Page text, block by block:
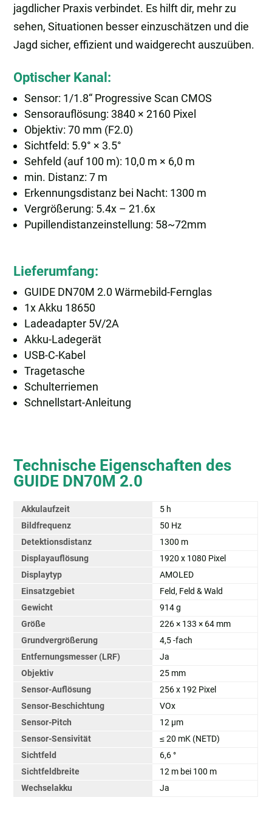
jagdlicher Praxis verbindet. Es hilft dir, mehr zu
sehen, Situationen besser einzuschätzen und die
Jagd sicher, effizient und waidgerecht auszuüben.
Optischer Kanal:
Sensor: 1/1.8“ Progressive Scan CMOS
Sensorauflösung: 3840 × 2160 Pixel
Objektiv: 70 mm (F2.0)
Sichtfeld: 5.9° × 3.5°
Sehfeld (auf 100 m): 10,0 m × 6,0 m
min. Distanz: 7 m
Erkennungsdistanz bei Nacht: 1300 m
Vergrößerung: 5.4x – 21.6x
Pupillendistanzeinstellung: 58~72mm
Lieferumfang:
GUIDE DN70M 2.0 Wärmebild-Fernglas
1x Akku 18650
Ladeadapter 5V/2A
Akku-Ladegerät
USB-C-Kabel
Tragetasche
Schulterriemen
Schnellstart-Anleitung
Technische Eigenschaften des
GUIDE DN70M 2.0
Akkulaufzeit
5 h
Bildfrequenz
50 Hz
Detektionsdistanz
1300 m
Displayauflösung
1920 x 1080 Pixel
Displaytyp
AMOLED
Einsatzgebiet
Feld, Feld & Wald
Gewicht
914 g
Größe
226 × 133 × 64 mm
Grundvergrößerung
4,5 -fach
Entfernungsmesser (LRF)
Ja
Objektiv
25 mm
Sensor-Auflösung
256 x 192 Pixel
Sensor-Beschichtung
VOx
Sensor-Pitch
12 µm
Sensor-Sensivität
≤ 20 mK (NETD)
Sichtfeld
6,6 °
Sichtfeldbreite
12 m bei 100 m
Wechselakku
Ja